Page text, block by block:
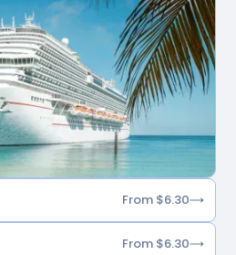
From $6.30
From $6.30